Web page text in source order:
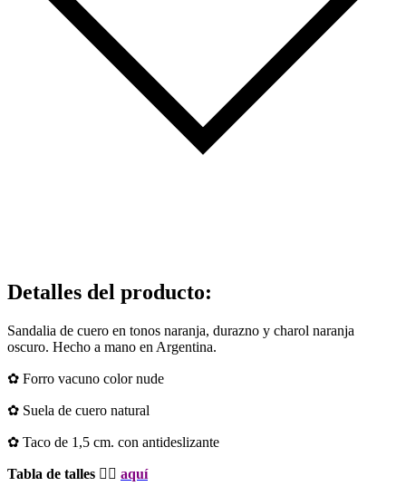
Detalles del producto:
Sandalia de cuero en tonos naranja, durazno y charol naranja
oscuro. Hecho a mano en Argentina.
✿ Forro vacuno color nude
✿ Suela de cuero natural
✿ Taco de 1,5 cm. con antideslizante
Tabla de talles 👉🏻 aquí